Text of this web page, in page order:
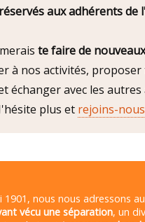
réservés aux adhérents de
te faire de
à nos activités,
échanger avec les autres
plus et rejoins-
1901, nous nous adressons
vécu une séparation, un